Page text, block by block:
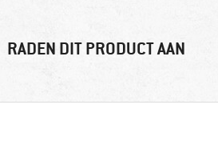
RADEN DIT PRODUCT AAN